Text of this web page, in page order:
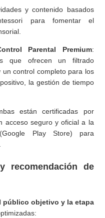
y contenido basados
para fomentar el
Parental Premium:
que ofrecen un filtrado
control completo para los
la gestión de tiempo
están certificadas por
acceso seguro y oficial a la
Play Store) para
recomendación de
público objetivo y la etapa